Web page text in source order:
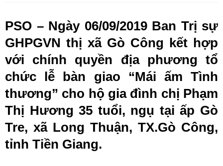
PSO – Ngày 06/09/2019 Ban Trị sự
GHPGVN thị xã Gò Công kết hợp
với chính quyền địa phương tổ
chức lễ bàn giao “Mái ấm Tình
thương” cho hộ gia đình chị Phạm
Thị Hương 35 tuổi, ngụ tại ấp Gò
Tre, xã Long Thuận, TX.Gò Công,
tỉnh Tiền Giang.